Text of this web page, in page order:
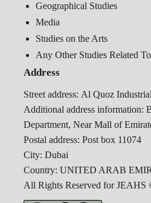
Geographical Studies
Media
Studies on the Arts
Any Other Studies Related
Address
Street address: Al Quoz
Additional address information:
Department, Near Mall of
Postal address: Post box 11074
City: Dubai
Country: UNITED ARAB
All Rights Reserved for JEAHS